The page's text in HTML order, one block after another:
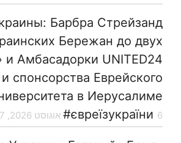
Барбра Стрейзанд
Бережан до двух
и Амбасадорки UNITED24
спонсорства Еврейского
в Иерусалиме
#євреїзукраїни 6 אוגוסט 2026, 20:57,